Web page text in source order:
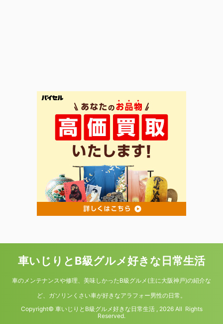
車いじりとB級グルメ好きな日常生活
車のメンテナンスや修理、美味しかったB級グルメ(主に大阪神戸)の紹介な
ど、ガソリンくさい車が好きなアラフォー男性の日常。
Copyright© 車いじりとB級グルメ好きな日常生活 , 2026 All Rights
Reserved.